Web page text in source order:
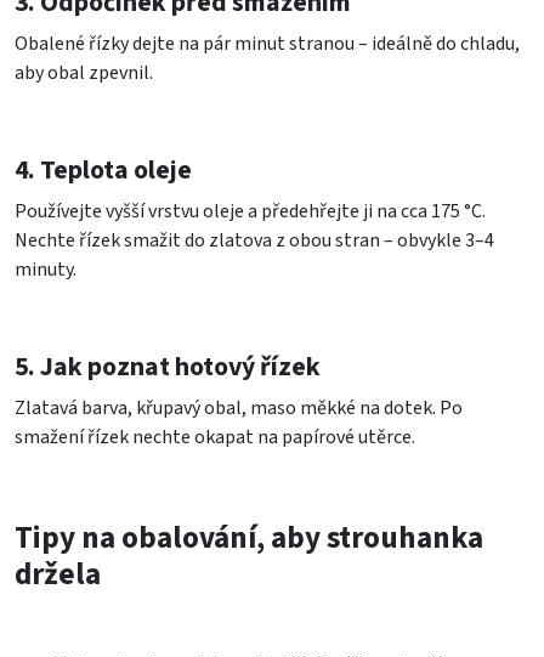
Obalené řízky dejte na pár minut stranou – ideálně do chladu,
aby obal zpevnil.
4. Teplota oleje
Používejte vyšší vrstvu oleje a předehřejte ji na cca 175 °C.
Nechte řízek smažit do zlatova z obou stran – obvykle 3–4
minuty.
5. Jak poznat hotový řízek
Zlatavá barva, křupavý obal, maso měkké na dotek. Po
smažení řízek nechte okapat na papírové utěrce.
Tipy na obalování, aby strouhanka
držela